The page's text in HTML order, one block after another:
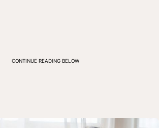
CONTINUE READING BELOW